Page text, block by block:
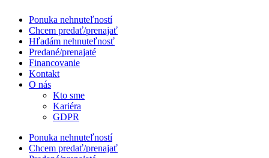
Ponuka nehnuteľností
Chcem predať/prenajať
Hľadám nehnuteľnosť
Predané/prenajaté
Financovanie
Kontakt
O nás
Kto sme
Kariéra
GDPR
Ponuka nehnuteľností
Chcem predať/prenajať